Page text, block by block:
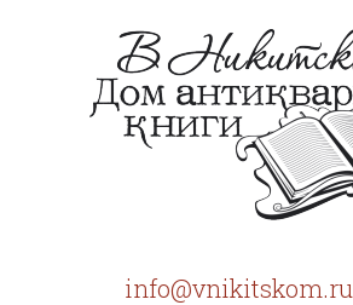
info@vnikitskom.ru